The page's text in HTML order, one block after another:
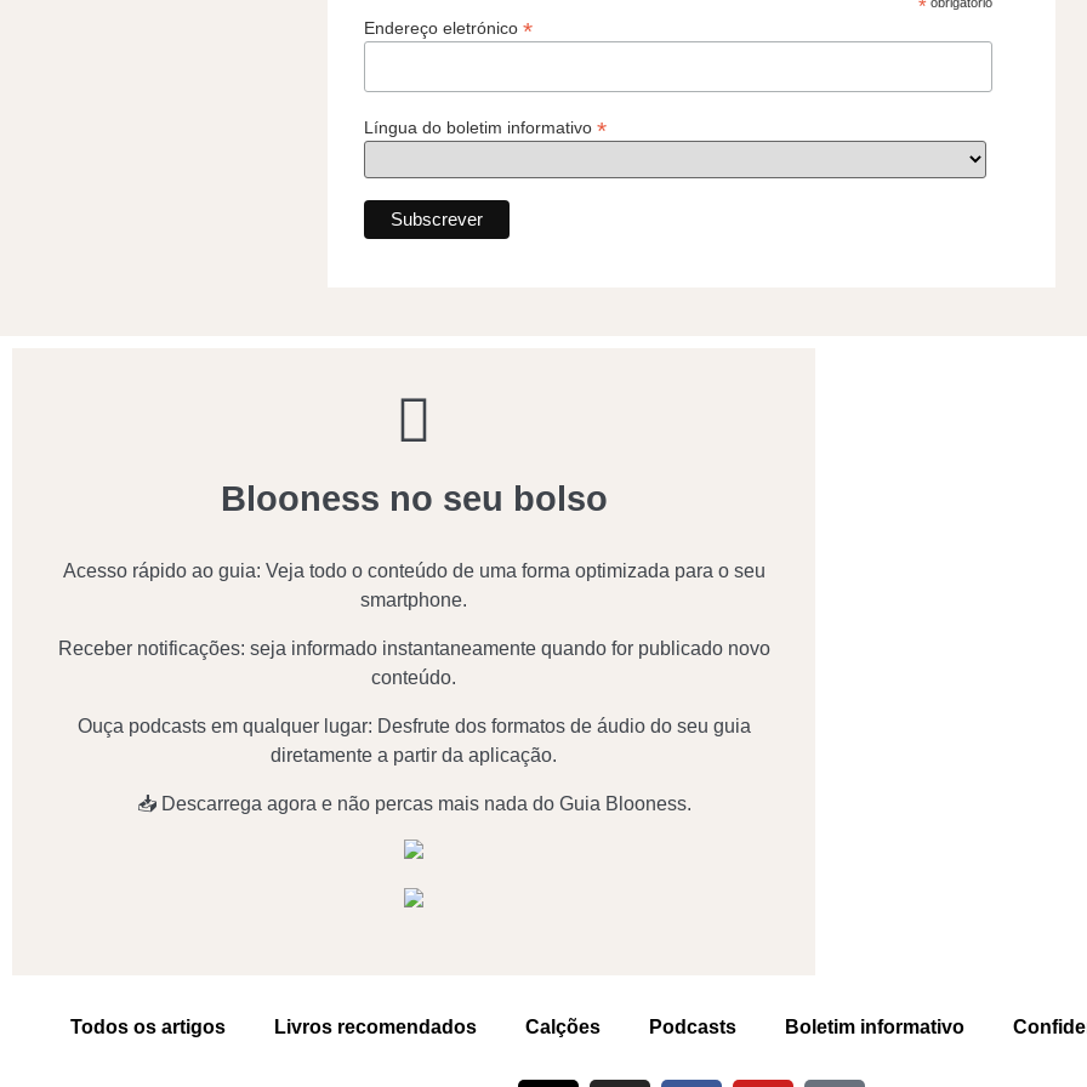
*
Endereço eletrónico *
Língua do boletim informativo *
Blooness no seu bolso
Acesso rápido ao guia: Veja todo o conteúdo de uma forma optimizada para o seu
smartphone.
Receber notificações: seja informado instantaneamente quando for publicado novo
conteúdo.
Ouça podcasts em qualquer lugar: Desfrute dos formatos de áudio do seu guia
diretamente a partir da aplicação.
📥 Descarrega agora e não percas mais nada do Guia Blooness.
Todos os artigos Livros recomendados Calções Podcasts Boletim informativo